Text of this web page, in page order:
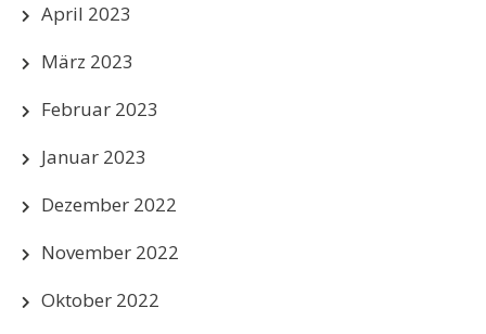
April 2023
März 2023
Februar 2023
Januar 2023
Dezember 2022
November 2022
Oktober 2022